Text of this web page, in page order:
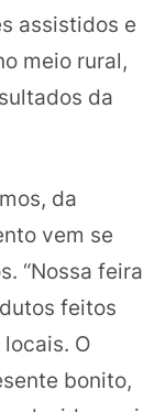
assistidos e
meio rural,
da
da
vem se
“Nossa feira
feitos
O
bonito,